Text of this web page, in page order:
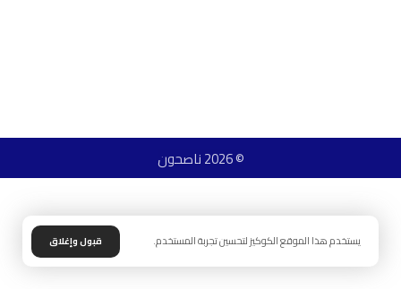
© 2026 ناصحون
يستخدم هذا الموقع الكوكيز لتحسين تجربة المستخدم. قبول وإغلاق